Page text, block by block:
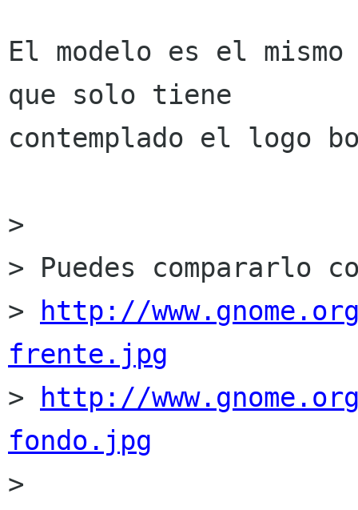
El modelo es el
que solo tiene
contemplado el logo
>
> Puedes compararlo
>
http://
frente.jpg
>
http://
fondo.jpg
>